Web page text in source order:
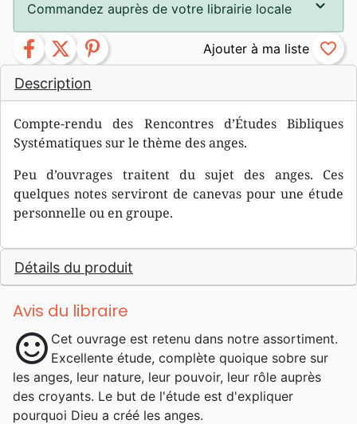
Description
Compte-rendu des Rencontres d’Études Bibliques
Systématiques sur le thème des anges.
Peu d’ouvrages traitent du sujet des anges. Ces
quelques notes serviront de canevas pour une étude
personnelle ou en groupe.
Détails du produit
Avis du libraire
sentiment_satisfied Cet ouvrage est retenu dans notre assortiment.
Excellente étude, complète quoique sobre sur
les anges, leur nature, leur pouvoir, leur rôle auprès
des croyants. Le but de l'étude est d'expliquer
pourquoi Dieu a créé les anges.
Commandez auprès de votre librairie locale
facebook twitter pinterest favorite_border